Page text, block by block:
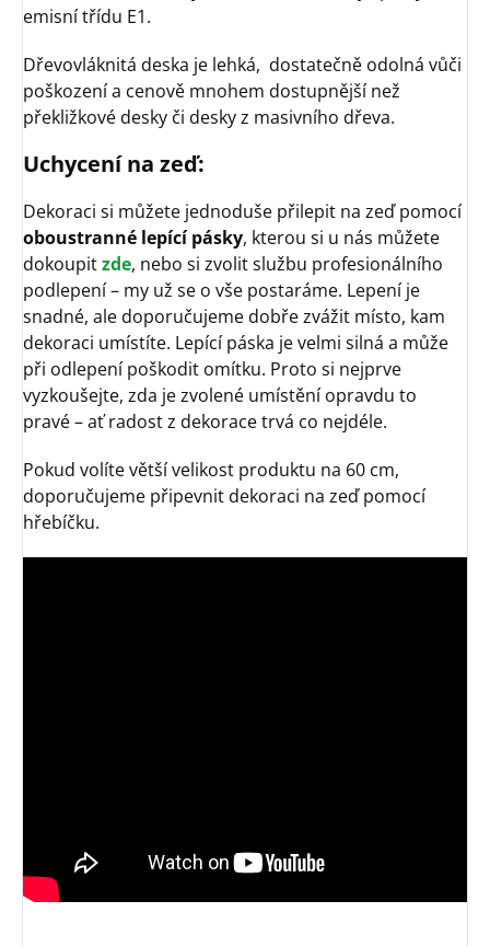
emisní třídu E1.
Dřevovláknitá deska je lehká, dostatečně odolná vůči
poškození a cenově mnohem dostupnější než
překližkové desky či desky z masivního dřeva.
Uchycení na zeď:
Dekoraci si můžete jednoduše přilepit na zeď pomocí
oboustranné lepící pásky, kterou si u nás můžete
dokoupitzde, nebo si zvolit službu profesionálního
podlepení – my už se o vše postaráme. Lepení je
snadné, ale doporučujeme dobře zvážit místo, kam
dekoraci umístíte. Lepící páska je velmi silná a může
při odlepení poškodit omítku. Proto si nejprve
vyzkoušejte, zda je zvolené umístění opravdu to
pravé – ať radost z dekorace trvá co nejdéle.
Pokud volíte větší velikost produktu na 60 cm,
doporučujeme připevnit dekoraci na zeď pomocí
hřebíčku.